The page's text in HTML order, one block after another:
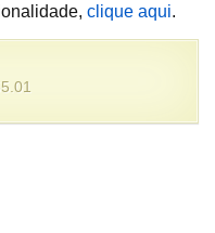
clique aqui.